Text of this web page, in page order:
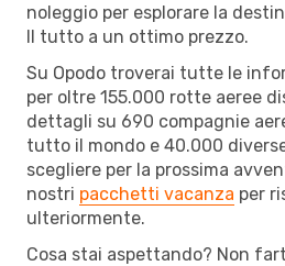
noleggio per esplorare la
Il tutto a un ottimo prezzo.
Su Opodo troverai tutte le
per oltre 155.000 rotte aeree
dettagli su 690 compagnie
tutto il mondo e 40.000
scegliere per la prossima
nostri pacchetti vacanza per
ulteriormente.
Cosa stai aspettando? Non